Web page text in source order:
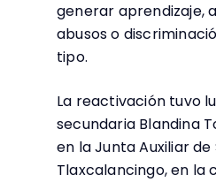
generar aprendizaje,
abusos o
tipo.
La reactivación tuvo
secundaria Blandina
en la Junta Auxiliar
Tlaxcalancingo, en la